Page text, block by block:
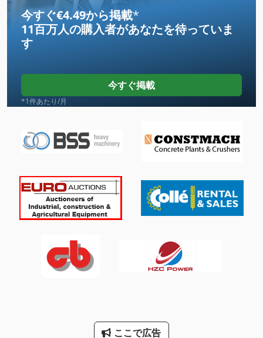
トラック
トラック クレーン
トラック ダンプ
トラック トラクター
ピストンポンプ
大きな トラック
建設 用 クレーン
排水ポンプ
歯車 ポンプ
水中ポンプ
今すぐ€4.49から掲載*
11百万人の購入者があなたを待っていま
す
今すぐ掲載
*1件あたり/月
ここで広告